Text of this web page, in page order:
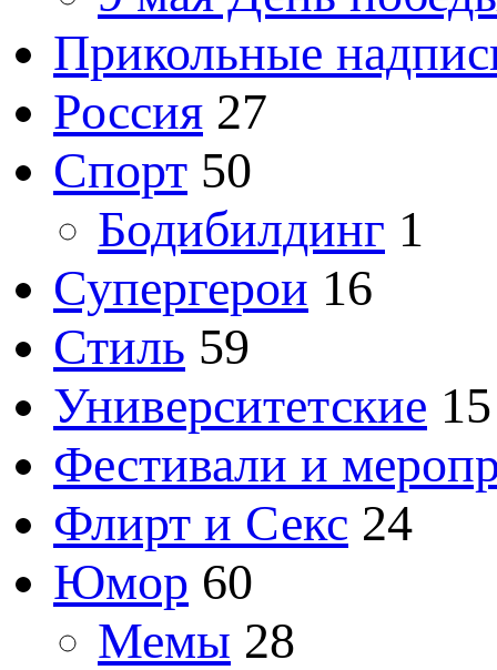
Прикольные
Россия 27
Спорт 50
Бодибилдинг 1
Супергерои 16
Стиль 59
Университетские 15
Фестивали и
Флирт и Секс 24
Юмор 60
Мемы 28